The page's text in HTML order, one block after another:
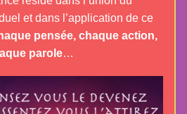
et dans l’application de ce
pensée, chaque action,
parole…